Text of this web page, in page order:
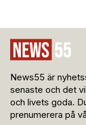
News55 är
senaste och det
och livets goda.
prenumerera på